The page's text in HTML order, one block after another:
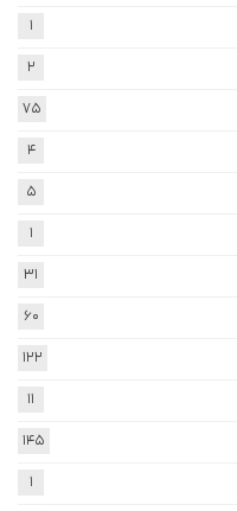
1
2
75
4
5
1
31
60
122
11
145
1